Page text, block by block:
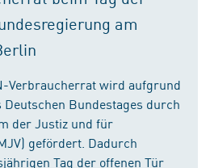
am
Verbraucherrat wird aufgrund
Bundestages durch
der Justiz und für
gefördert. Dadurch
Tag der offenen Tür